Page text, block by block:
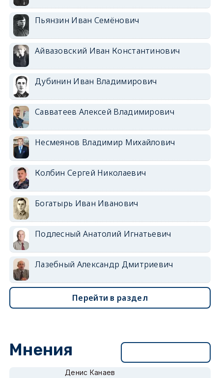
Пьянзин Иван Семёнович
Айвазовский Иван Константинович
Дубинин Иван Владимирович
Савватеев Алексей Владимирович
Несмеянов Владимир Михайлович
Колбин Сергей Николаевич
Богатырь Иван Иванович
Подлесный Анатолий Игнатьевич
Лазебный Александр Дмитриевич
Перейти в раздел
Мнения
Денис Канаев